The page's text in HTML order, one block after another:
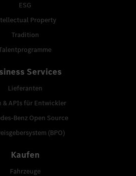
ESG
Property
Tradition
Services
Lieferanten
& APIs für Entwickler
Benz Open Source
(BPO)
Kaufen
Fahrzeuge